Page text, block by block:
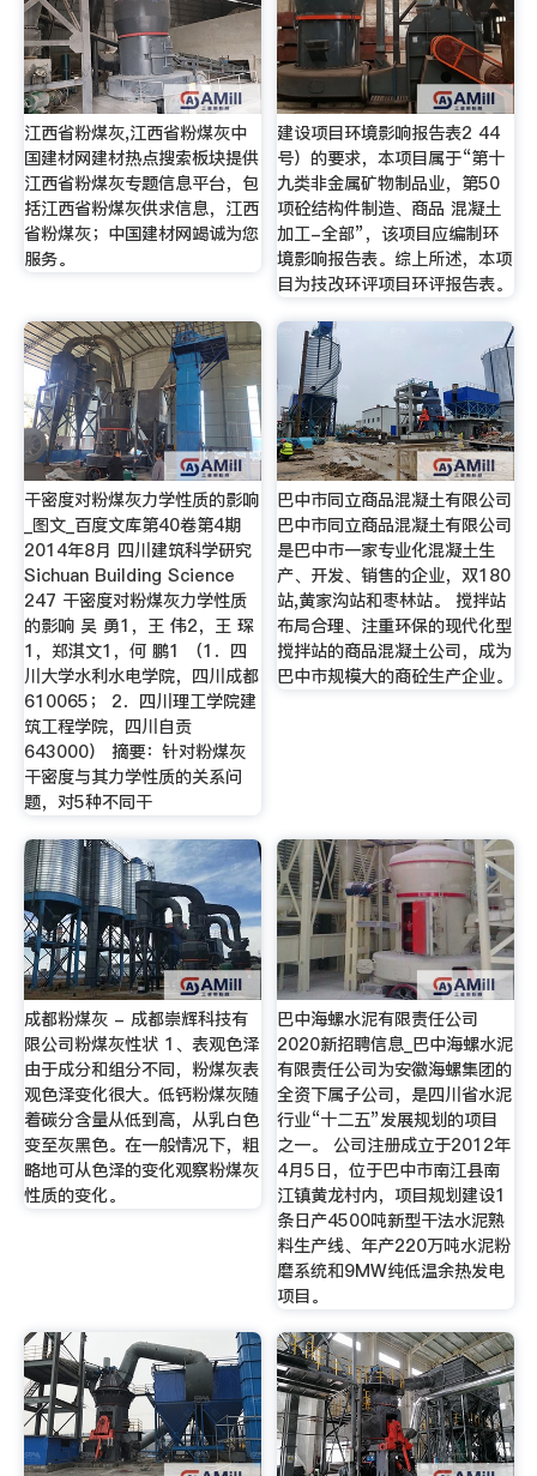
江西省粉煤灰,江西省粉煤灰中
国建材网建材热点搜索板块提供
江西省粉煤灰专题信息平台，包
括江西省粉煤灰供求信息，江西
省粉煤灰；中国建材网竭诚为您
服务。
建设项目环境影响报告表2 44
号）的要求，本项目属于“第十
九类非金属矿物制品业，第50
项砼结构件制造、商品 混凝土
加工-全部”，该项目应编制环
境影响报告表。综上所述，本项
目为技改环评项目环评报告表。
干密度对粉煤灰力学性质的影响
_图文_百度文库第40卷第4期
2014年8月 四川建筑科学研究
Sichuan Building Science
247 干密度对粉煤灰力学性质
的影响 吴 勇1，王 伟2，王 琛
1，郑淇文1，何 鹏1 （1．四
川大学水利水电学院，四川成都
610065； 2．四川理工学院建
筑工程学院，四川自贡
643000） 摘要：针对粉煤灰
干密度与其力学性质的关系问
题，对5种不同干
巴中市同立商品混凝土有限公司
巴中市同立商品混凝土有限公司
是巴中市一家专业化混凝土生
产、开发、销售的企业，双180
站,黄家沟站和枣林站。 搅拌站
布局合理、注重环保的现代化型
搅拌站的商品混凝土公司，成为
巴中市规模大的商砼生产企业。
成都粉煤灰 - 成都崇辉科技有
限公司粉煤灰性状 1、表观色泽
由于成分和组分不同，粉煤灰表
观色泽变化很大。低钙粉煤灰随
着碳分含量从低到高，从乳白色
变至灰黑色。在一般情况下，粗
略地可从色泽的变化观察粉煤灰
性质的变化。
巴中海螺水泥有限责任公司
2020新招聘信息_巴中海螺水泥
有限责任公司为安徽海螺集团的
全资下属子公司，是四川省水泥
行业“十二五”发展规划的项目
之一。 公司注册成立于2012年
4月5日，位于巴中市南江县南
江镇黄龙村内，项目规划建设1
条日产4500吨新型干法水泥熟
料生产线、年产220万吨水泥粉
磨系统和9MW纯低温余热发电
项目。